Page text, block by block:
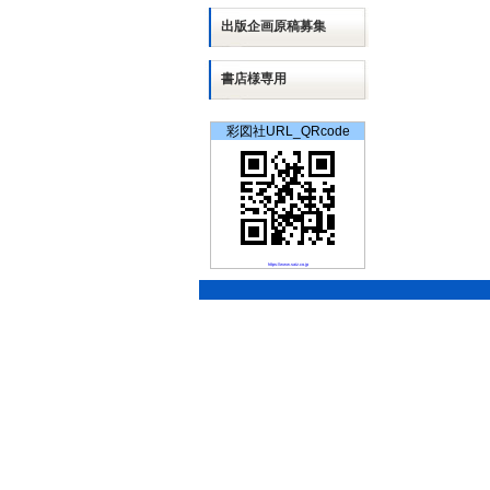
出版企画原稿募集
書店様専用
彩図社URL_QRcode
https://www.saiz.co.jp